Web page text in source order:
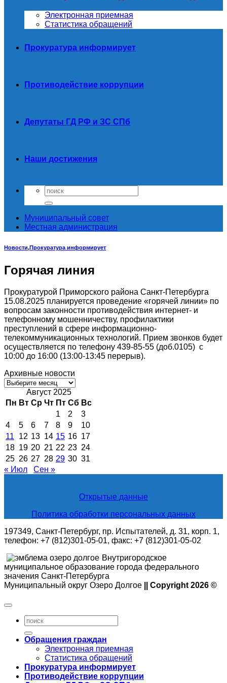
Электронная приемная
Статистика обращений
Прокуратура информирует
Противодействие коррупции
Депутаты ГД РФ и ЗС СПб
Наши достижения
Муниципальный совет
Местная администрация
Новости,Прокуратура информирует
Горячая линия
Прокуратурой Приморского района Санкт-Петербурга
15.08.2025 планируется проведение «горячей линии» по
вопросам законности противодействия интернет- и
телефонному мошенничеству, профилактики
преступлений в сфере информационно-
телекоммуникационных технологий. Прием звонков будет
осуществляется по телефону 439-85-55 (доб.0105) с
10:00 до 16:00 (13:00-13:45 перерыв).
Архивные новости
Архивные
новостиАвгуст 2025
Пн Вт Ср Чт Пт Сб Вс
1
2
3
4
5 6 7 8 9
10
11
12 13 14 15 16 17
18 19 20 21 22 23 24
25 26 27 28 29 30 31
« Июл
Сен »
Открытые данные
Политика обработки персональных данных
197349, Санкт-Петербург, пр. Испытателей, д. 31, корп. 1,
телефон: +7 (812)301-05-01, факс: +7 (812)301-05-02
Внутригородское
муниципальное образование города федерального
значения Санкт-Петербурга
Муниципальный округ Озеро Долгое
|| Copyright 2026 ©
Обращения граждан
Электронная приемная
Статистика обращений
Прокуратура информирует
Противодействие коррупции